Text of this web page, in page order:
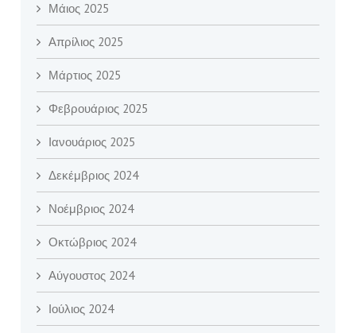
Μάιος 2025
Απρίλιος 2025
Μάρτιος 2025
Φεβρουάριος 2025
Ιανουάριος 2025
Δεκέμβριος 2024
Νοέμβριος 2024
Οκτώβριος 2024
Αύγουστος 2024
Ιούλιος 2024